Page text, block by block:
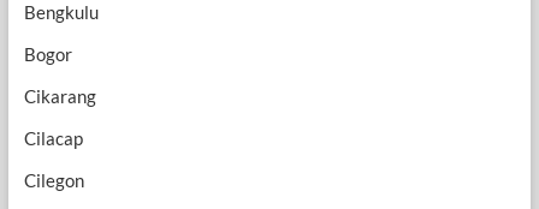
Bengkulu
Bogor
Cikarang
Cilacap
Cilegon